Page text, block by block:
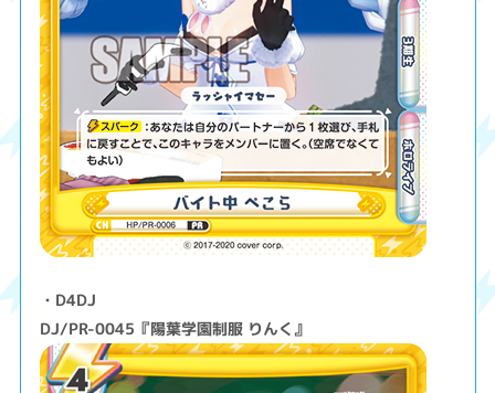
・D4DJ
DJ/PR-0045『陽葉学園制服 りんく』